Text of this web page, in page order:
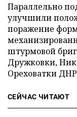
Параллельно
улучшили
поражение
штурмовой
Дружковки,
Ореховатки
СЕЙЧАС ЧИТАЮТ